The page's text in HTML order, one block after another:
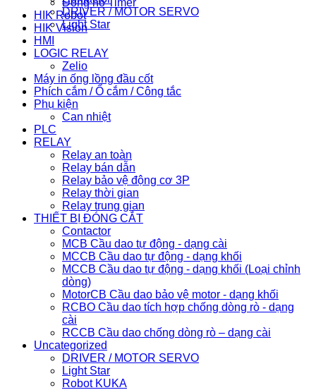
DRIVER / MOTOR SERVO
Light Star
HIK Robot
HIK Vision
HMI
LOGIC RELAY
Zelio
Máy in ống lồng đầu cốt
Phích cắm / Ổ cắm / Công tắc
Phụ kiện
Can nhiệt
PLC
RELAY
Relay an toàn
Relay bán dẫn
Relay bảo vệ động cơ 3P
Relay thời gian
Relay trung gian
THIẾT BỊ ĐÓNG CẮT
Contactor
MCB Cầu dao tự động - dạng cài
MCCB Cầu dao tự động - dạng khối
MCCB Cầu dao tự động - dạng khối (Loại chỉnh
dòng)
MotorCB Cầu dao bảo vệ motor - dạng khối
RCBO Cầu dao tích hợp chống dòng rò - dạng
cài
RCCB Cầu dao chống dòng rò – dạng cài
Uncategorized
DRIVER / MOTOR SERVO
Light Star
Robot KUKA